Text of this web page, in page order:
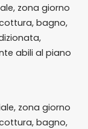
zona giorno
bagno,
abili al piano
zona giorno
bagno,